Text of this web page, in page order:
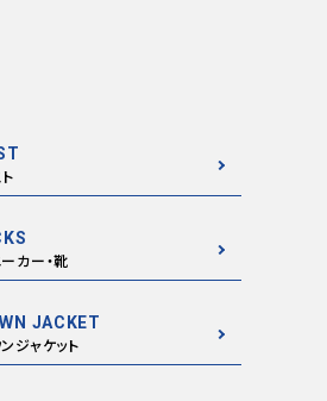
カー・靴
JACKET
ジャケット